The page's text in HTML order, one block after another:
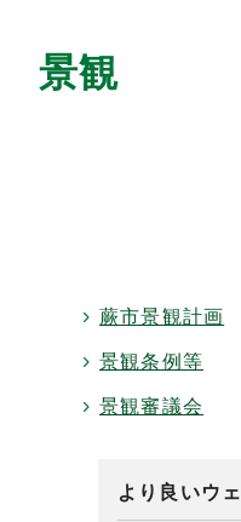
景観
蕨市景観計画
景観条例等
景観審議会
より良いウ